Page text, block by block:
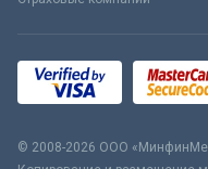
© 2008-2026 ООО